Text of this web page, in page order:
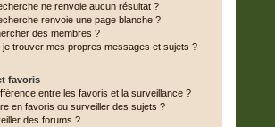
ne renvoie aucun résultat ?
renvoie une page blanche ?!
des membres ?
je trouver mes propres messages et sujets ?
favoris
entre les favoris et la surveillance ?
en favoris ou surveiller des sujets ?
des forums ?